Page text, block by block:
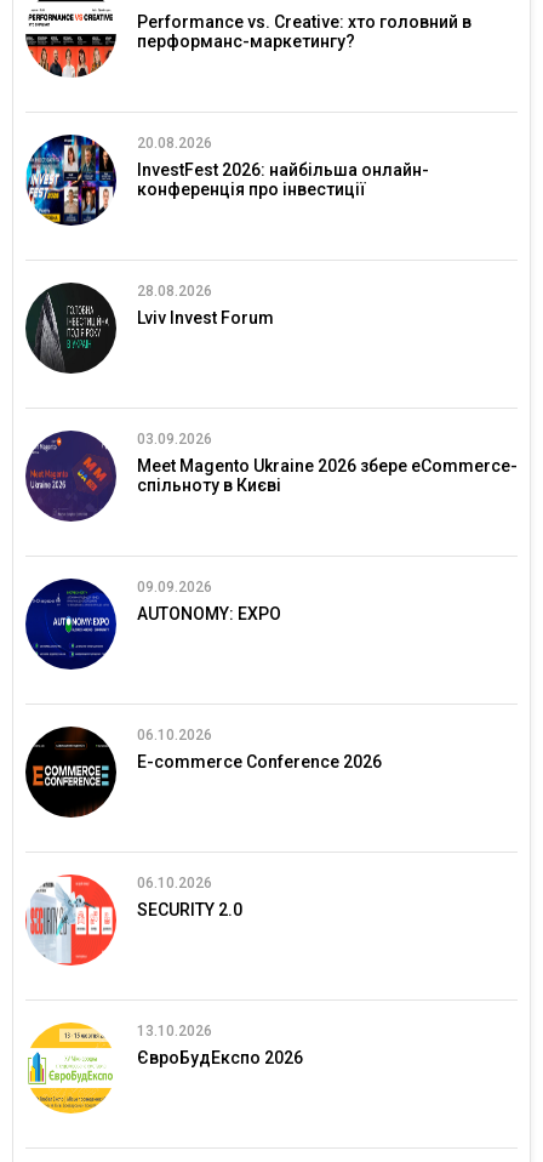
Performance vs. Creative: хто головний в
перформанс-маркетингу?
20.08.2026
InvestFest 2026: найбільша онлайн-
конференція про інвестиції
28.08.2026
Lviv Invest Forum
03.09.2026
Meet Magento Ukraine 2026 збере eCommerce-
спільноту в Києві
09.09.2026
AUTONOMY: EXPO
06.10.2026
E-commerce Conference 2026
06.10.2026
SECURITY 2.0
13.10.2026
ЄвроБудЕкспо 2026